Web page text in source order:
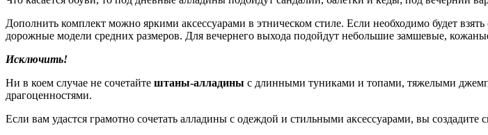
Дополнить комплект можно яркими аксессуарами в этническом стиле. Если необходимо будет
дорожные модели средних размеров. Для вечернего выхода подойдут небольшие замшевые,
Исключить!
Ни в коем случае не сочетайте штаны-алладины с длинными туниками и топами, тяжелыми
драгоценностями.
Если вам удастся грамотно сочетать алладины с одеждой и стильными аксессуарами, вы